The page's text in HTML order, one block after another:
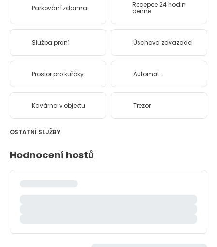
Parkování zdarma Recepce 24 hodin
denně
Služba praní Úschova zavazadel
Prostor pro kuřáky Automat
Kavárna v objektu Trezor
OSTATNÍ SLUŽBY
Hodnocení hostů